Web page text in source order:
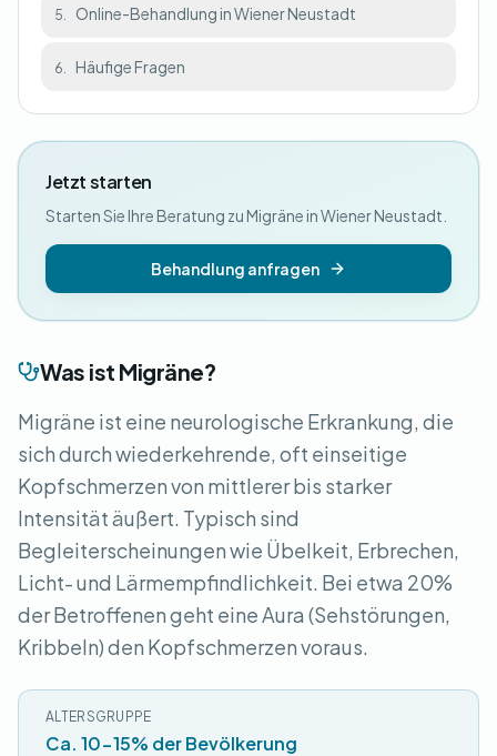
Was ist Migräne?
Migräne ist eine neurologische Erkrankung, die
sich durch wiederkehrende, oft einseitige
Kopfschmerzen von mittlerer bis starker
Intensität äußert. Typisch sind
Begleiterscheinungen wie Übelkeit, Erbrechen,
Licht- und Lärmempfindlichkeit. Bei etwa 20%
der Betroffenen geht eine Aura (Sehstörungen,
Kribbeln) den Kopfschmerzen voraus.
ALTERSGRUPPE
Ca. 10-15% der Bevölkerung
5. Online-Behandlung in Wiener Neustadt
6. Häufige Fragen
Jetzt starten
Starten Sie Ihre Beratung zu Migräne in Wiener Neustadt.
Behandlung anfragen